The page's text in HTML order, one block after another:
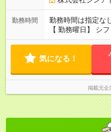
勤務時間
勤務時間は指定な
【 勤務曜日】 シフト
・ 9：00～20：
気になる！
掲載元企